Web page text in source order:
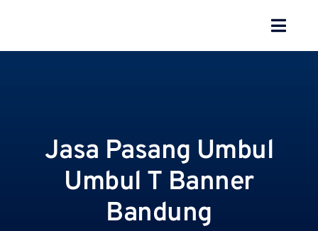
SPESIALISASI
Jasa Pasang Umbul
Umbul T Banner
Bandung